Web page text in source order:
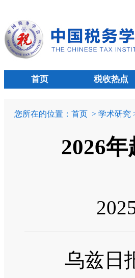
首页 税收热点
您所在的位置： 首页 > 学术研究
2026
乌兹日报